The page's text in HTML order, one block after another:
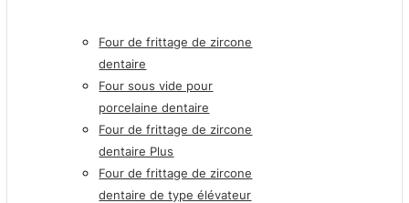
Four de frittage de zircone
dentaire
Four sous vide pour
porcelaine dentaire
Four de frittage de zircone
dentaire Plus
Four de frittage de zircone
dentaire de type élévateur